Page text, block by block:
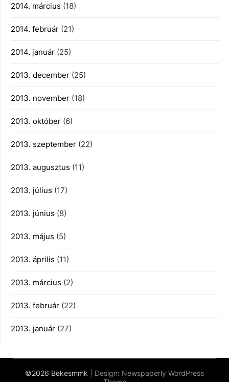
2014. március (18)
2014. február (21)
2014. január (25)
2013. december (25)
2013. november (18)
2013. október (6)
2013. szeptember (22)
2013. augusztus (11)
2013. július (17)
2013. június (8)
2013. május (5)
2013. április (11)
2013. március (2)
2013. február (22)
2013. január (27)
©2026 Bekesmmk | Design: Newspaperly WordPress